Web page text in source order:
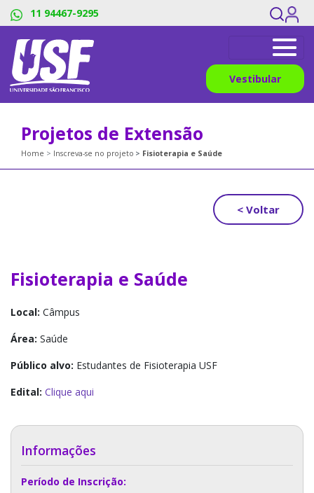
11 94467-9295
Vestibular
Projetos de Extensão
Home Inscreva-se no projeto Fisioterapia e Saúde
< Voltar
Fisioterapia e Saúde
Local: Câmpus
Área: Saúde
Público alvo: Estudantes de Fisioterapia USF
Edital: Clique aqui
Informações
Período de Inscrição: